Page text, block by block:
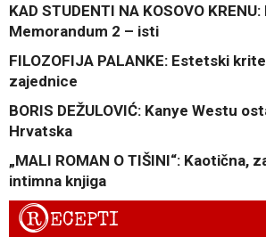
KAD STUDENTI NA KOSOVO
Memorandum 2 – isti
FILOZOFIJA PALANKE: Estetski
zajednice
BORIS DEŽULOVIĆ: Kanye Westu
Hrvatska
„MALI ROMAN O TIŠINI“: Kaotična,
intimna knjiga
RECEPTI